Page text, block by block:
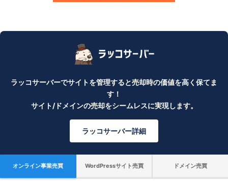
ラッコサーバーでサイトを管理すると売却時の価値を高く保てま
す！
サイト/ドメインの売却をシームレスに実現します。
ラッコサーバー詳細
オンライン事業売買 WordPressサイト売買 ドメイン売買